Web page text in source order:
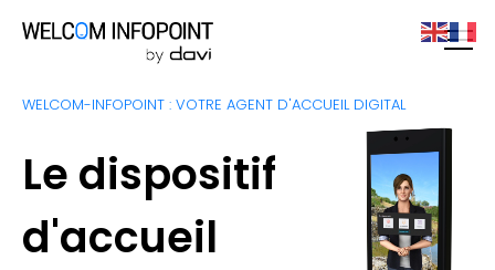
WELCOM-INFOPOINT : VOTRE AGENT D'ACCUEIL DIGITAL
Le dispositif
d'accueil